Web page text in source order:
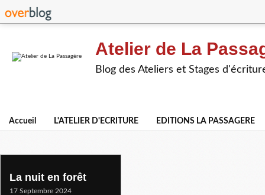
Atelier de La
Blog des Ateliers et Stages
Accueil L'ATELIER D'ECRITURE EDITIONS LA PASSAGERE
laurence c.
La nuit en forêt
17 Septembre 2024